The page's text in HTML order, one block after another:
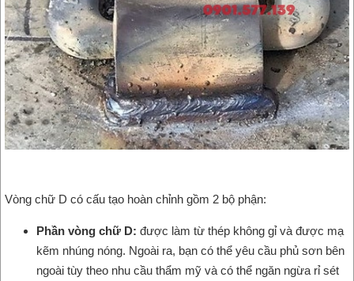
Vòng chữ D có cấu tạo hoàn chỉnh gồm 2 bộ phận:
Phần vòng chữ D: được làm từ thép không gỉ và được mạ
kẽm nhúng nóng. Ngoài ra, bạn có thể yêu cầu phủ sơn bên
ngoài tùy theo nhu cầu thẩm mỹ và có thể ngăn ngừa rỉ sét